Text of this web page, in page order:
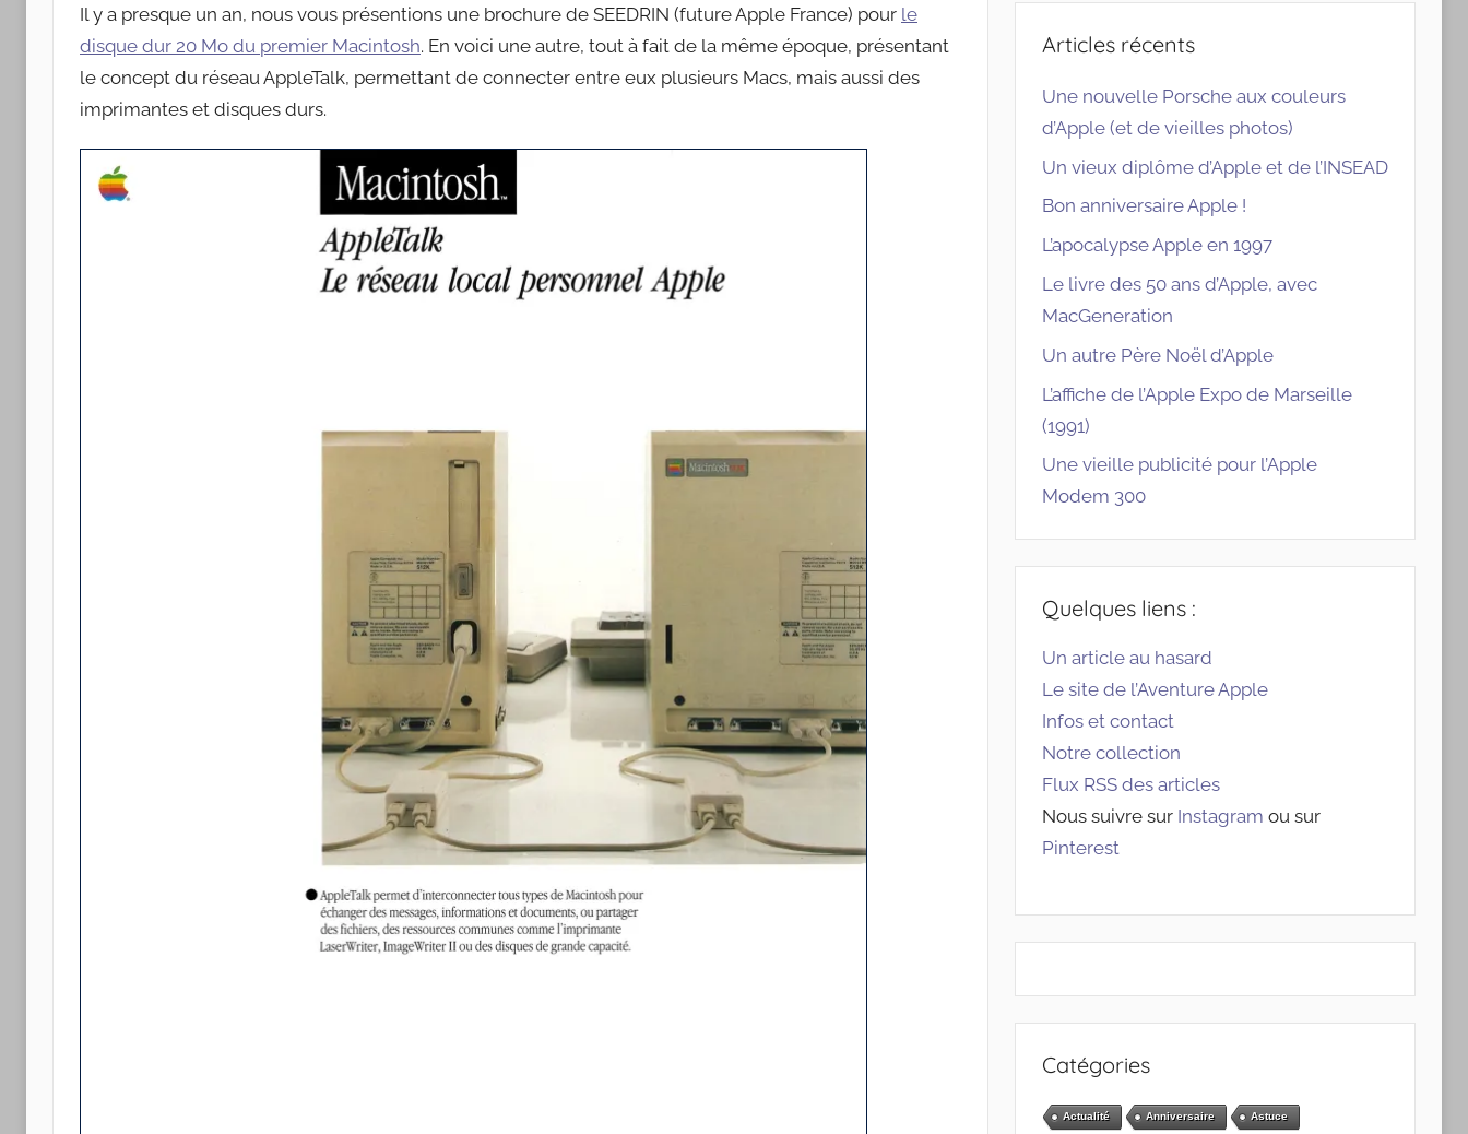
Apple
Il y a presque un an, nous vous présentions une brochure de SEEDRIN (future Apple France) pour le
disque dur 20 Mo du premier Macintosh. En voici une autre, tout à fait de la même époque, présentant
le concept du réseau AppleTalk, permettant de connecter entre eux plusieurs Macs, mais aussi des
imprimantes et disques durs.
Articles récents
Une nouvelle Porsche aux couleurs
d’Apple (et de vieilles photos)
Un vieux diplôme d’Apple et de l’INSEAD
Bon anniversaire Apple !
L’apocalypse Apple en 1997
Le livre des 50 ans d’Apple, avec
MacGeneration
Un autre Père Noël d’Apple
L’affiche de l’Apple Expo de Marseille
(1991)
Une vieille publicité pour l’Apple
Modem 300
Quelques liens :
Un article au hasard
Le site de l’Aventure Apple
Infos et contact
Notre collection
Flux RSS des articles
Nous suivre sur Instagram ou sur
Pinterest
Catégories
Actualité Anniversaire Astuce